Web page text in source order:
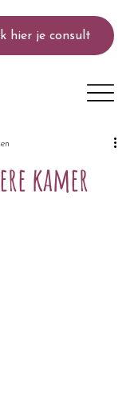
hier je consult
kamer